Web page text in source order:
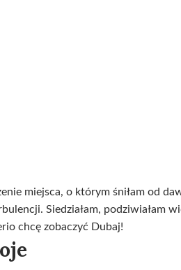
miejsca, o którym śniłam od
Siedziałam, podziwiałam
chcę zobaczyć Dubaj!